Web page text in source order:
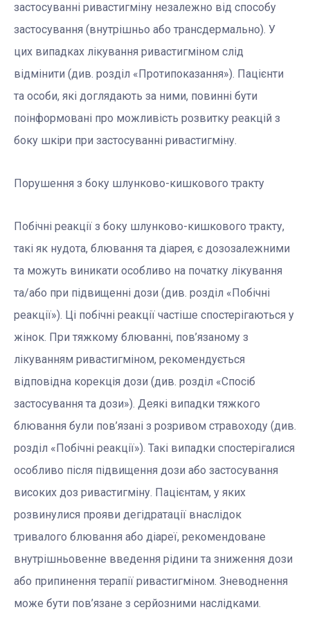
застосуванні ривастигміну незалежно від способу
застосування (внутрішньо або трансдермально). У
цих випадках лікування ривастигміном слід
відмінити (див. розділ «Протипоказання»). Пацієнти
та особи, які доглядають за ними, повинні бути
поінформовані про можливість розвитку реакцій з
боку шкіри при застосуванні ривастигміну.
Порушення з боку шлунково-кишкового тракту
Побічні реакції з боку шлунково-кишкового тракту,
такі як нудота, блювання та діарея, є дозозалежними
та можуть виникати особливо на початку лікування
та/або при підвищенні дози (див. розділ «Побічні
реакції»). Ці побічні реакції частіше спостерігаються у
жінок. При тяжкому блюванні, пов’язаному з
лікуванням ривастигміном, рекомендується
відповідна корекція дози (див. розділ «Спосіб
застосування та дози»). Деякі випадки тяжкого
блювання були пов’язані з розривом стравоходу (див.
розділ «Побічні реакції»). Такі випадки спостерігалися
особливо після підвищення дози або застосування
високих доз ривастигміну. Пацієнтам, у яких
розвинулися прояви дегідратації внаслідок
тривалого блювання або діареї, рекомендоване
внутрішньовенне введення рідини та зниження дози
або припинення терапії ривастигміном. Зневоднення
може бути пов’язане з серйозними наслідками.